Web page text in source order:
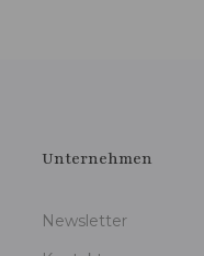
Unternehmen
Newsletter